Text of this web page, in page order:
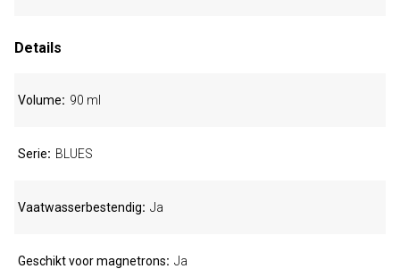
Details
Volume 90 ml
Serie BLUES
Vaatwasserbestendig Ja
Geschikt voor magnetrons Ja